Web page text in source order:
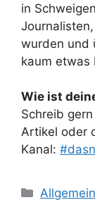
in
wurden und
kaum etwas
Wie ist
Schreib
Artikel oder
Kanal:
Kategorien
Allgemein